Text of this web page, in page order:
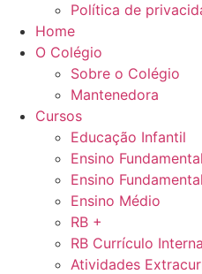
Política de
Home
O Colégio
Sobre o Colégio
Mantenedora
Cursos
Educação Infantil
Ensino
Ensino
Ensino Médio
RB +
RB Currículo
Atividades